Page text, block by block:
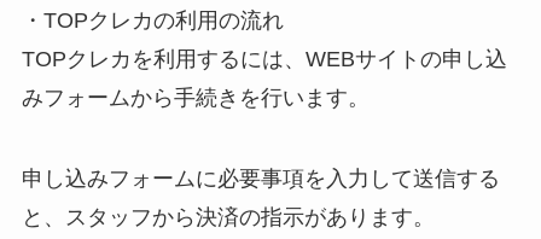
・TOPクレカの利用の流れ
TOPクレカを利用するには、WEBサイトの申し込
みフォームから手続きを行います。
申し込みフォームに必要事項を入力して送信する
と、スタッフから決済の指示があります。